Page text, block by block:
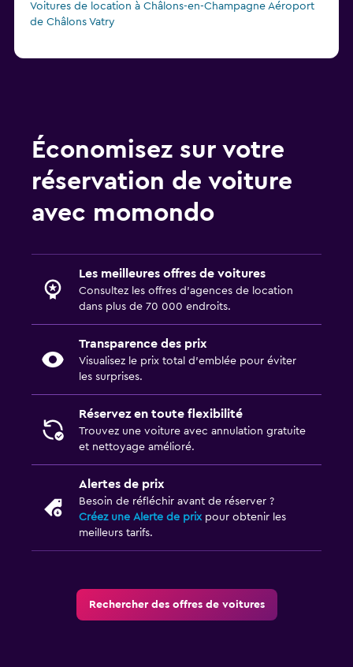
Voitures de location à Châlons-en-Champagne Aéroport
de Châlons Vatry
Économisez sur votre
réservation de voiture
avec momondo
Les meilleures offres de voitures
Consultez les offres d’agences de location
dans plus de 70 000 endroits.
Transparence des prix
Visualisez le prix total d’emblée pour éviter
les surprises.
Réservez en toute flexibilité
Trouvez une voiture avec annulation gratuite
et nettoyage amélioré.
Alertes de prix
Besoin de réfléchir avant de réserver ?
Créez une Alerte de prixpour obtenir les
meilleurs tarifs.
Rechercher des offres de voitures